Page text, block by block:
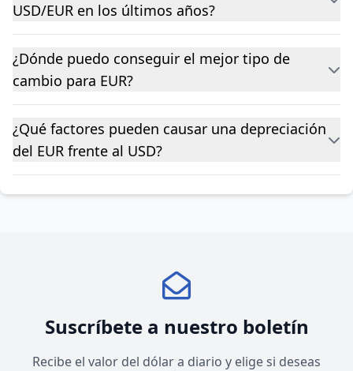
USD/EUR en los últimos años?
¿Dónde puedo conseguir el mejor tipo de
cambio para EUR?
¿Qué factores pueden causar una depreciación
del EUR frente al USD?
Suscríbete a nuestro boletín
Recibe el valor del dólar a diario y elige si deseas